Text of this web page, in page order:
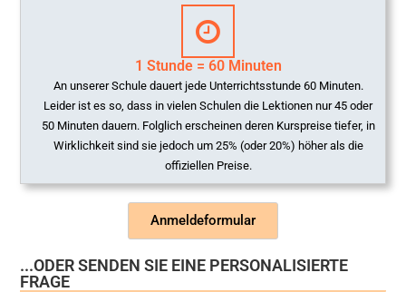
1 Stunde = 60 Minuten
An unserer Schule dauert jede Unterrichtsstunde 60 Minuten.
Leider ist es so, dass in vielen Schulen die Lektionen nur 45 oder
50 Minuten dauern. Folglich erscheinen deren Kurspreise tiefer, in
Wirklichkeit sind sie jedoch um 25% (oder 20%) höher als die
offiziellen Preise.
Anmeldeformular
...ODER SENDEN SIE EINE PERSONALISIERTE
FRAGE